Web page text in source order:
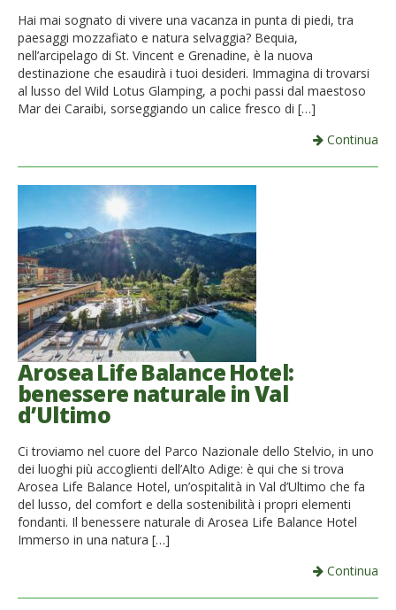
Hai mai sognato di vivere una vacanza in punta di piedi, tra
paesaggi mozzafiato e natura selvaggia? Bequia,
nell’arcipelago di St. Vincent e Grenadine, è la nuova
destinazione che esaudirà i tuoi desideri. Immagina di trovarsi
al lusso del Wild Lotus Glamping, a pochi passi dal maestoso
Mar dei Caraibi, sorseggiando un calice fresco di […]
Continua
Arosea Life Balance Hotel:
benessere naturale in Val
d’Ultimo
Ci troviamo nel cuore del Parco Nazionale dello Stelvio, in uno
dei luoghi più accoglienti dell’Alto Adige: è qui che si trova
Arosea Life Balance Hotel, un’ospitalità in Val d’Ultimo che fa
del lusso, del comfort e della sostenibilità i propri elementi
fondanti. Il benessere naturale di Arosea Life Balance Hotel
Immerso in una natura […]
Continua